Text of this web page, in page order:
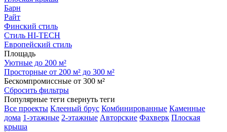
Барн
Райт
Финский стиль
Стиль HI-TECH
Европейский стиль
Площадь
Уютные до 200 м²
Просторные от 200 м² до 300 м²
Бескомпромиссные от 300 м²
Сбросить фильтры
Популярные теги свернуть теги
Все проекты Клееный брус Комбинированные Каменные
дома 1-этажные 2-этажные Авторские Фахверк Плоская
крыша